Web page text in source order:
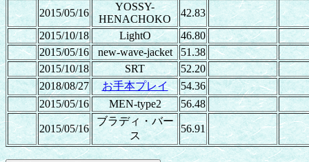
2015/05/16
YOSSY-
HENACHOKO
42.83
2015/10/18
LightO
46.80
2015/05/16
new-wave-jacket
51.38
2015/10/18
SRT
52.20
2018/08/27
お手本プレイ
54.36
2015/05/16
MEN-type2 56.48
2015/05/16
ブラディ・バー
ス
56.91